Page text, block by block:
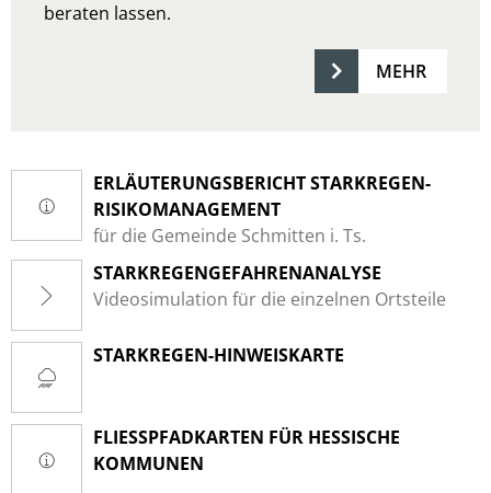
beraten lassen.
MEHR
ERLÄUTERUNGSBERICHT STARKREGEN-
RISIKOMANAGEMENT
für die Gemeinde Schmitten i. Ts.
STARKREGENGEFAHRENANALYSE
Videosimulation für die einzelnen Ortsteile
STARKREGEN-HINWEISKARTE
FLIESSPFADKARTEN FÜR HESSISCHE K
OMMUNEN